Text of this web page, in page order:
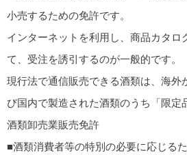
小売するための免許です。
インターネットを利用し、商品カタロ
て、受注を誘引するのが一般的です。
現行法で通信販売できる酒類は、海外
び国内で製造された酒類のうち「限定
酒類卸売業販売免許
■酒類消費者等の特別の必要に応じる